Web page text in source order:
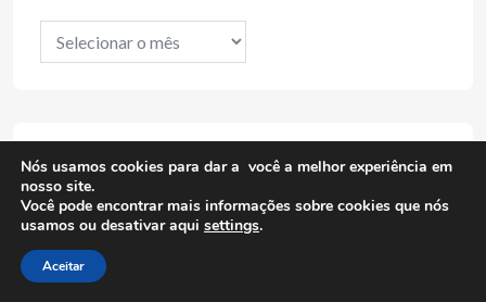
Arquivos
Tag Cloud
Nós usamos cookies para dar a você a melhor experiência em
nosso site.
Você pode encontrar mais informações sobre cookies que nós
usamos ou desativar aqui settings.
Aceitar